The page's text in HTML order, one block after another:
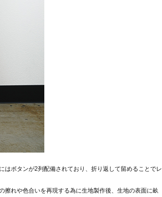
はボタンが2列配備されており、折り返して留めることでレ
れや色合いを再現する為に生地製作後、生地の表面に畝